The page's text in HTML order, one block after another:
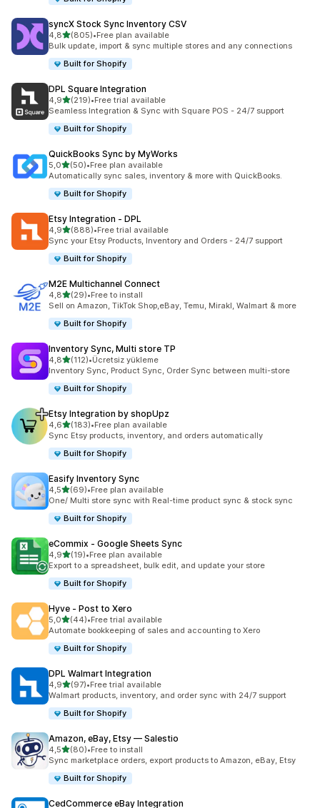
syncX Stock Sync Inventory CSV
4,85 yıldız üzerinden
(805)
toplam 805 değerlendirme
•Free plan available
Bulk update, import & sync multiple stores and any connections
Built for Shopify
DPL Square Integration
4,95 yıldız üzerinden
(219)
toplam 219 değerlendirme
•Free trial available
Seamless Integration & Sync with Square POS - 24/7 support
Built for Shopify
QuickBooks Sync by MyWorks
5,05 yıldız üzerinden
(50)
toplam 50 değerlendirme
•Free plan available
Automatically sync sales, inventory & more with QuickBooks.
Built for Shopify
Etsy Integration ‑ DPL
4,95 yıldız üzerinden
(888)
toplam 888 değerlendirme
•Free trial available
Sync your Etsy Products, Inventory and Orders - 24/7 support
Built for Shopify
M2E Multichannel Connect
4,85 yıldız üzerinden
(29)
toplam 29 değerlendirme
•Free to install
Sell on Amazon, TikTok Shop,eBay, Temu, Mirakl, Walmart & more
Built for Shopify
Inventory Sync, Multi store TP
4,85 yıldız üzerinden
(112)
toplam 112 değerlendirme
•Ücretsiz yükleme
Inventory Sync, Product Sync, Order Sync between multi-store
Built for Shopify
Etsy Integration by shopUpz
4,65 yıldız üzerinden
(183)
toplam 183 değerlendirme
•Free plan available
Sync Etsy products, inventory, and orders automatically
Built for Shopify
Easify Inventory Sync
4,55 yıldız üzerinden
(69)
toplam 69 değerlendirme
•Free plan available
One/ Multi store sync with Real-time product sync & stock sync
Built for Shopify
eCommix ‑ Google Sheets Sync
4,95 yıldız üzerinden
(19)
toplam 19 değerlendirme
•Free plan available
Export to a spreadsheet, bulk edit, and update your store
Built for Shopify
Hyve ‑ Post to Xero
5,05 yıldız üzerinden
(44)
toplam 44 değerlendirme
•Free trial available
Automate bookkeeping of sales and accounting to Xero
Built for Shopify
DPL Walmart Integration
4,95 yıldız üzerinden
(97)
toplam 97 değerlendirme
•Free trial available
Walmart products, inventory, and order sync with 24/7 support
Built for Shopify
Amazon, eBay, Etsy — Salestio
4,55 yıldız üzerinden
(80)
toplam 80 değerlendirme
•Free to install
Sync marketplace orders, export products to Amazon, eBay, Etsy
Built for Shopify
CedCommerce eBay Integration